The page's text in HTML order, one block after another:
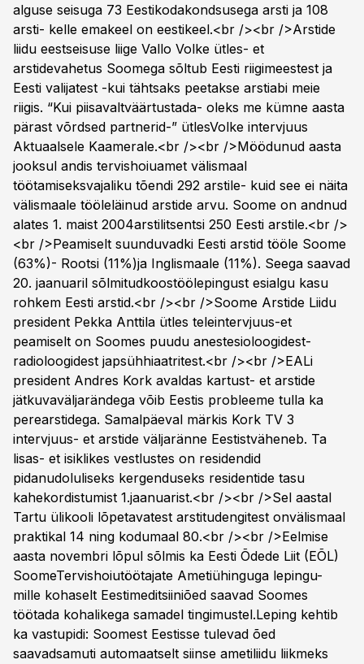
alguse seisuga 73 Eestikodakondsusega arsti ja 108
arsti- kelle emakeel on eestikeel.<br /><br />Arstide
liidu eestseisuse liige Vallo Volke ütles- et
arstidevahetus Soomega sõltub Eesti riigimeestest ja
Eesti valijatest -kui tähtsaks peetakse arstiabi meie
riigis. “Kui piisavaltväärtustada- oleks me kümne aasta
pärast võrdsed partnerid-” ütlesVolke intervjuus
Aktuaalsele Kaamerale.<br /><br />Möödunud aasta
jooksul andis tervishoiuamet välismaal
töötamiseksvajaliku tõendi 292 arstile- kuid see ei näita
välismaale tööleläinud arstide arvu. Soome on andnud
alates 1. maist 2004arstilitsentsi 250 Eesti arstile.<br />
<br />Peamiselt suunduvadki Eesti arstid tööle Soome
(63%)- Rootsi (11%)ja Inglismaale (11%). Seega saavad
20. jaanuaril sõlmitudkoostöölepingust esialgu kasu
rohkem Eesti arstid.<br /><br />Soome Arstide Liidu
president Pekka Anttila ütles teleintervjuus-et
peamiselt on Soomes puudu anestesioloogidest-
radioloogidest japsühhiaatritest.<br /><br />EALi
president Andres Kork avaldas kartust- et arstide
jätkuvaväljarändega võib Eestis probleeme tulla ka
perearstidega. Samalpäeval märkis Kork TV 3
intervjuus- et arstide väljaränne Eestistväheneb. Ta
lisas- et isiklikes vestlustes on residendid
pidanudoluliseks kergenduseks residentide tasu
kahekordistumist 1.jaanuarist.<br /><br />Sel aastal
Tartu ülikooli lõpetavatest arstitudengitest onvälismaal
praktikal 14 ning kodumaal 80.<br /><br />Eelmise
aasta novembri lõpul sõlmis ka Eesti Õdede Liit (EÕL)
SoomeTervishoiutöötajate Ametiühinguga lepingu-
mille kohaselt Eestimeditsiiniõed saavad Soomes
töötada kohalikega samadel tingimustel.Leping kehtib
ka vastupidi: Soomest Eestisse tulevad õed
saavadsamuti automaatselt siinse ametiliidu liikmeks